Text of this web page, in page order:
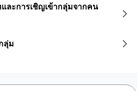
ละการเชิญเข้ากลุ่มจากคน
ลุ่ม